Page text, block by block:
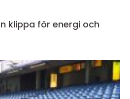
klippa för energi och